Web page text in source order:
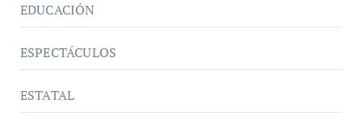
EDUCACIÓN
ESPECTÁCULOS
ESTATAL